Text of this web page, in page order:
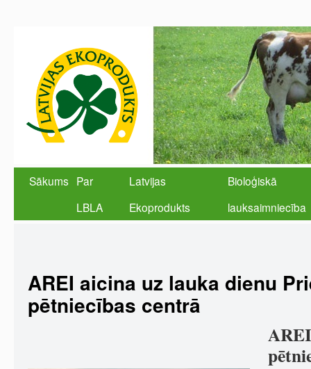
Sākums Par
LBLA
Latvijas
Ekoprodukts
Bioloģiskā
lauksaimniecība
AREI aicina uz lauka dienu
pētniecības centrā